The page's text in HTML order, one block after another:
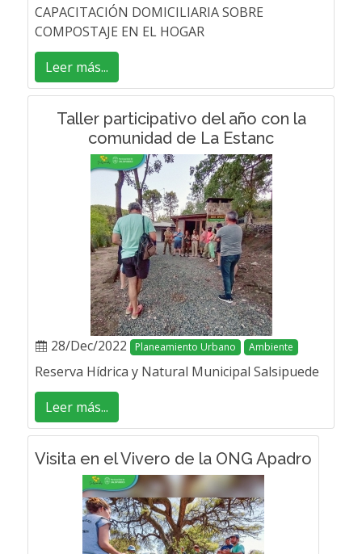
CAPACITACIÓN DOMICILIARIA SOBRE
COMPOSTAJE EN EL HOGAR
Leer más...
Taller participativo del año con la
comunidad de La Estanc
28/Dec/2022 Planeamiento Urbano Ambiente
Reserva Hídrica y Natural Municipal Salsipuede
Leer más...
Visita en el Vivero de la ONG Apadro